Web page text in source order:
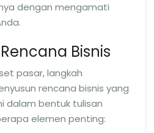
dengan mengamati
Bisnis
pasar, langkah
rencana bisnis yang
dalam bentuk tulisan
elemen penting: